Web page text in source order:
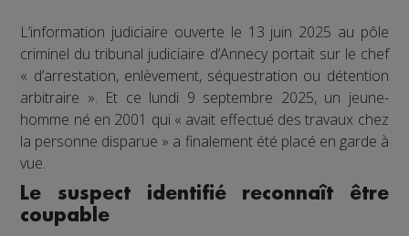
L’information judiciaire ouverte le 13 juin 2025 au pôle
criminel du tribunal judiciaire d’Annecy portait sur le chef
« d’arrestation, enlèvement, séquestration ou détention
arbitraire ». Et ce lundi 9 septembre 2025, un jeune-
homme né en 2001 qui « avait effectué des travaux chez
la personne disparue » a finalement été placé en garde à
vue.
Le suspect identifié reconnaît être
coupable